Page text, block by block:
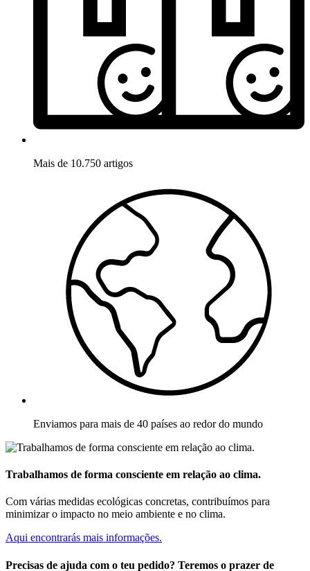
Mais de 10.750 artigos
Enviamos para mais de 40 países ao redor do mundo
Trabalhamos de forma consciente em relação ao clima.
Com várias medidas ecológicas concretas, contribuímos para
minimizar o impacto no meio ambiente e no clima.
Aqui encontrarás mais informações.
Precisas de ajuda com o teu pedido? Teremos o prazer de